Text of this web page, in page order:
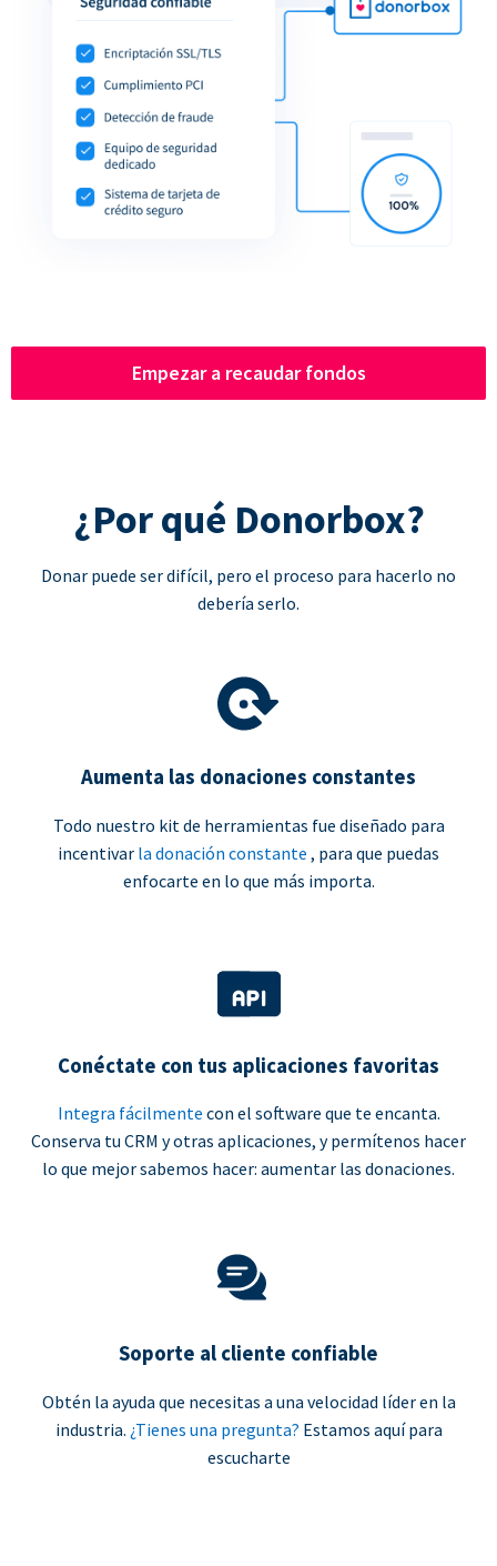
Empezar a recaudar fondos
¿Por qué Donorbox?
Donar puede ser difícil, pero el proceso para hacerlo no
debería serlo.
Aumenta las donaciones constantes
Todo nuestro kit de herramientas fue diseñado para
incentivar la donación constante , para que puedas
enfocarte en lo que más importa.
Conéctate con tus aplicaciones favoritas
Integra fácilmente con el software que te encanta.
Conserva tu CRM y otras aplicaciones, y permítenos hacer
lo que mejor sabemos hacer: aumentar las donaciones.
Soporte al cliente confiable
Obtén la ayuda que necesitas a una velocidad líder en la
industria. ¿Tienes una pregunta? Estamos aquí para
escucharte